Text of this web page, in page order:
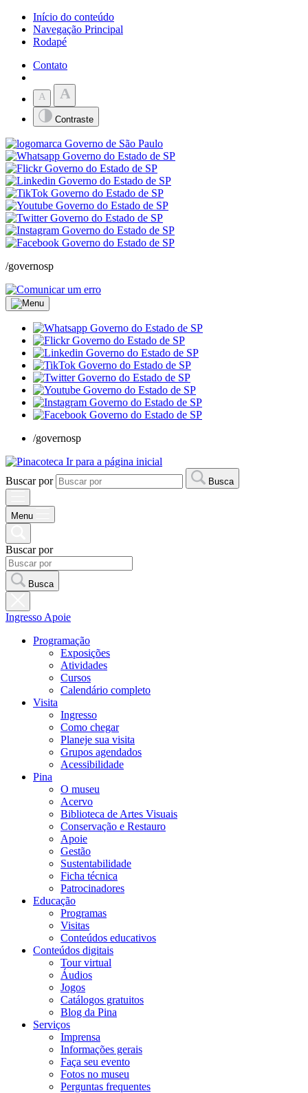
Início do conteúdo
Navegação Principal
Rodapé
Contato
A A
Contraste
/governosp
/governosp
Ir para a página inicial
Buscar por
Busca
Menu
Buscar por
Busca
Ingresso Apoie
Programação
Exposições
Atividades
Cursos
Calendário completo
Visita
Ingresso
Como chegar
Planeje sua visita
Grupos agendados
Acessibilidade
Pina
O museu
Acervo
Biblioteca de Artes Visuais
Conservação e Restauro
Apoie
Gestão
Sustentabilidade
Ficha técnica
Patrocinadores
Educação
Programas
Visitas
Conteúdos educativos​
Conteúdos digitais
Tour virtual
Áudios
Jogos
Catálogos gratuitos
Blog da Pina
Serviços
Imprensa
Informações gerais
Faça seu evento
Fotos no museu
Perguntas frequentes